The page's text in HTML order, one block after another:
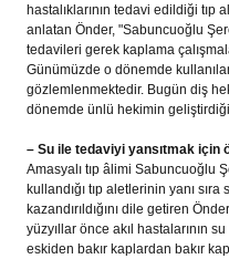
hastalıklarının tedavi edildiği
anlatan Önder, "Sabuncuoğlu
tedavileri gerek kaplama
Günümüzde o dönemde
gözlemlenmektedir. Bugün diş
dönemde ünlü hekimin
– Su ile tedaviyi yansıtmak için
Amasyalı tıp âlimi Sabuncuoğlu
kullandığı tıp aletlerinin yanı
kazandırıldığını dile getiren
yüzyıllar önce akıl hastalarının
eskiden bakır kaplardan bakır